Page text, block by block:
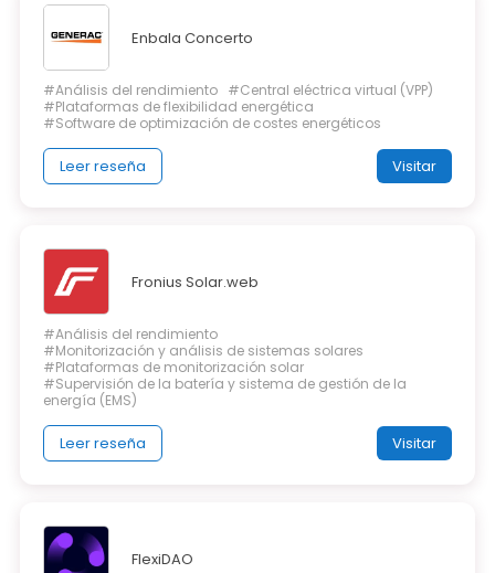
Enbala Concerto
#Análisis del rendimiento #Central eléctrica virtual (VPP)
#Plataformas de flexibilidad energética
#Software de optimización de costes energéticos
Leer reseña Visitar
Fronius Solar.web
#Análisis del rendimiento
#Monitorización y análisis de sistemas solares
#Plataformas de monitorización solar
#Supervisión de la batería y sistema de gestión de la
energía (EMS)
Leer reseña Visitar
FlexiDAO